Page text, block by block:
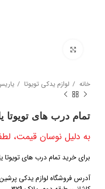
خانه لوازم یدکی تویوتا
تمام درب های تویوتا
به دلیل نوسان قیمت،
برای خرید تمام درب های تویوتا
آدرس فروشگاه لوازم یدکی پرشین :